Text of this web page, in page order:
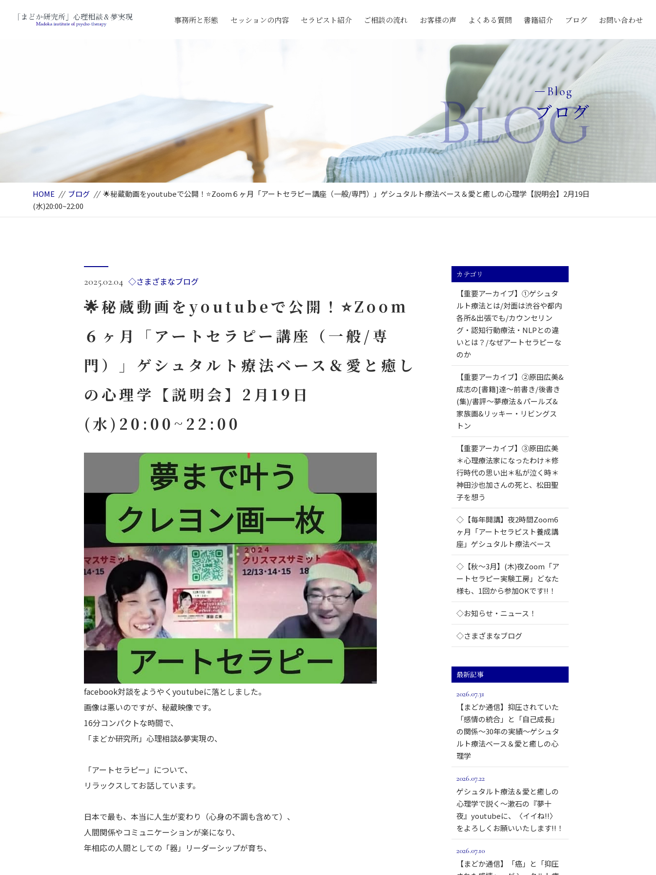
事務所と形態 セッションの内容 セラピスト紹介 ご相談の流れ お客様の声 よくある質問 書籍紹介 ブログ お問い合わせ
Blog
ブログ
Blog
HOME // ブログ // 🌟秘蔵動画をyoutubeで公開！⭐Zoom６ヶ月「アートセラピー講座（一般/専門）」ゲシュタルト療法ベース＆愛と癒しの心理学【説明会】2月19日
(水)20:00~22:00
2025.02.04 ◇さまざまなブログ
🌟秘蔵動画をyoutubeで公開！⭐Zoom
６ヶ月「アートセラピー講座（一般/専
門）」ゲシュタルト療法ベース＆愛と癒し
の心理学【説明会】2月19日
(水)20:00~22:00
facebook対談をようやくyoutubeに落としました。
画像は悪いのですが、秘蔵映像です。
16分コンパクトな時間で、
「まどか研究所」心理相談&夢実現の、
「アートセラピー」について、
リラックスしてお話しています。
日本で最も、本当に人生が変わり（心身の不調も含めて）、
人間関係やコミュニケーションが楽になり、
年相応の人間としての「器」リーダーシップが育ち、
カテゴリ
【重要アーカイブ】①ゲシュタ
ルト療法とは/対面は渋谷や都内
各所&出張でも/カウンセリン
グ・認知行動療法・NLPとの違
いとは？/なぜアートセラピーな
のか
【重要アーカイブ】②原田広美&
成志の[書籍]達～前書き/後書き
(集)/書評～夢療法＆パールズ&
家族画&リッキー・リビングス
トン
【重要アーカイブ】③原田広美
＊心理療法家になったわけ＊修
行時代の思い出＊私が泣く時＊
神田沙也加さんの死と、松田聖
子を想う
◇【毎年開講】夜2時間Zoom6
ヶ月「アートセラピスト養成講
座」ゲシュタルト療法ベース
◇【秋～3月】(木)夜Zoom「ア
ートセラピー実験工房」どなた
様も、1回から参加OKです!!！
◇お知らせ・ニュース！
◇さまざまなブログ
最新記事
2026.07.31
【まどか通信】抑圧されていた
「感情の統合」と「自己成長」
の関係～30年の実績～ゲシュタ
ルト療法ベース＆愛と癒しの心
理学
2026.07.22
ゲシュタルト療法＆愛と癒しの
心理学で説く～漱石の『夢十
夜』youtubeに、〈イイね!!〉
をよろしくお願いいたします!!！
2026.07.10
【まどか通信】「癌」と「抑圧